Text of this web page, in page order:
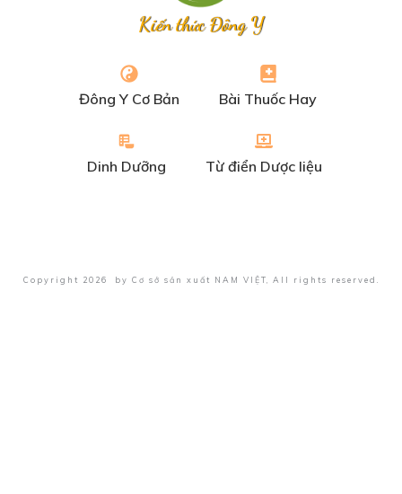
Kiến thức Đông Y
Đông Y Cơ Bản Bài Thuốc Hay
Dinh Dưỡng Từ điển Dược liệu
Copyright 2026 by Cơ sở sản xuất NAM VIỆT , All rights reserved.